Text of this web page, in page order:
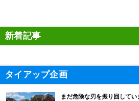
新着記事
タイアップ企画
まだ危険な刃を振り回して